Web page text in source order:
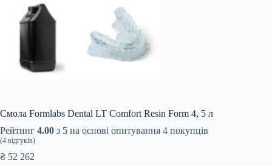
Смола Formlabs Dental LT Comfort Resin Form 4, 5 л
Рейтинг 4.00 з 5 на основі опитування 4 покупців
(4 відгуків)
₴ 52 262